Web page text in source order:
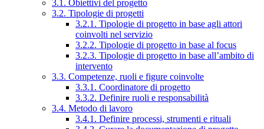
3.1. Obiettivi del progetto
3.2. Tipologie di progetti
3.2.1. Tipologie di progetto in base agli attori
coinvolti nel servizio
3.2.2. Tipologie di progetto in base al focus
3.2.3. Tipologie di progetto in base all’ambito di
intervento
3.3. Competenze, ruoli e figure coinvolte
3.3.1. Coordinatore di progetto
3.3.2. Definire ruoli e responsabilità
3.4. Metodo di lavoro
3.4.1. Definire processi, strumenti e rituali